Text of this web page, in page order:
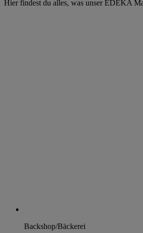
Hier findest du alles, was unser EDEKA
Backshop/Bäckerei